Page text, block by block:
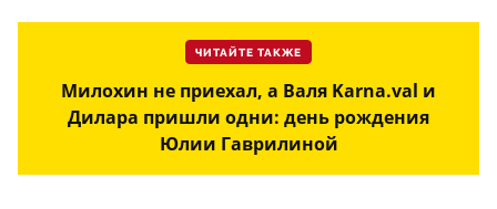
ЧИТАЙТЕ ТАКЖЕ
Милохин не приехал, а Валя Karna.val и
Дилара пришли одни: день рождения
Юлии Гаврилиной